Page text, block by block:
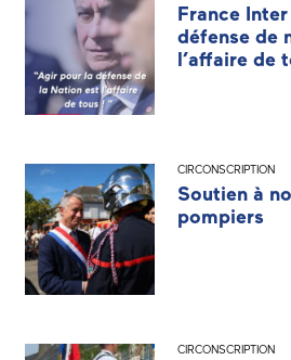
France
défense de
l’affaire de
CIRCONSCRIPTION
Soutien à
pompiers
CIRCONSCRIPTION